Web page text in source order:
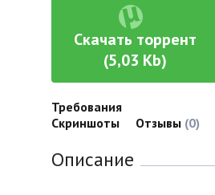
Скачать торрент
(5,03 Kb)
Требования
Скриншоты
Отзывы (0)
Описание